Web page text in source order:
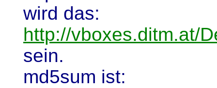
wird das:
http://vboxes.ditm.at/
sein.
md5sum ist: